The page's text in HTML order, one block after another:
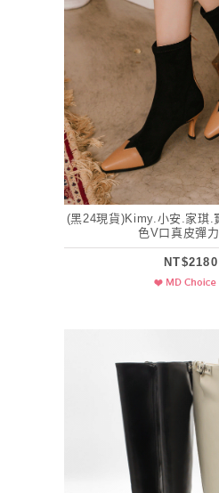
(黑24現貨)Kimy.小安.家琪.
色V口真皮彈
NT$2180